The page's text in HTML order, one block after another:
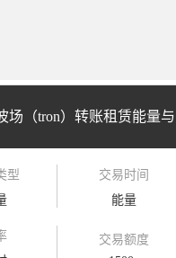
场（tron）转账租赁能量与
型
交易时间
能量
交易额度